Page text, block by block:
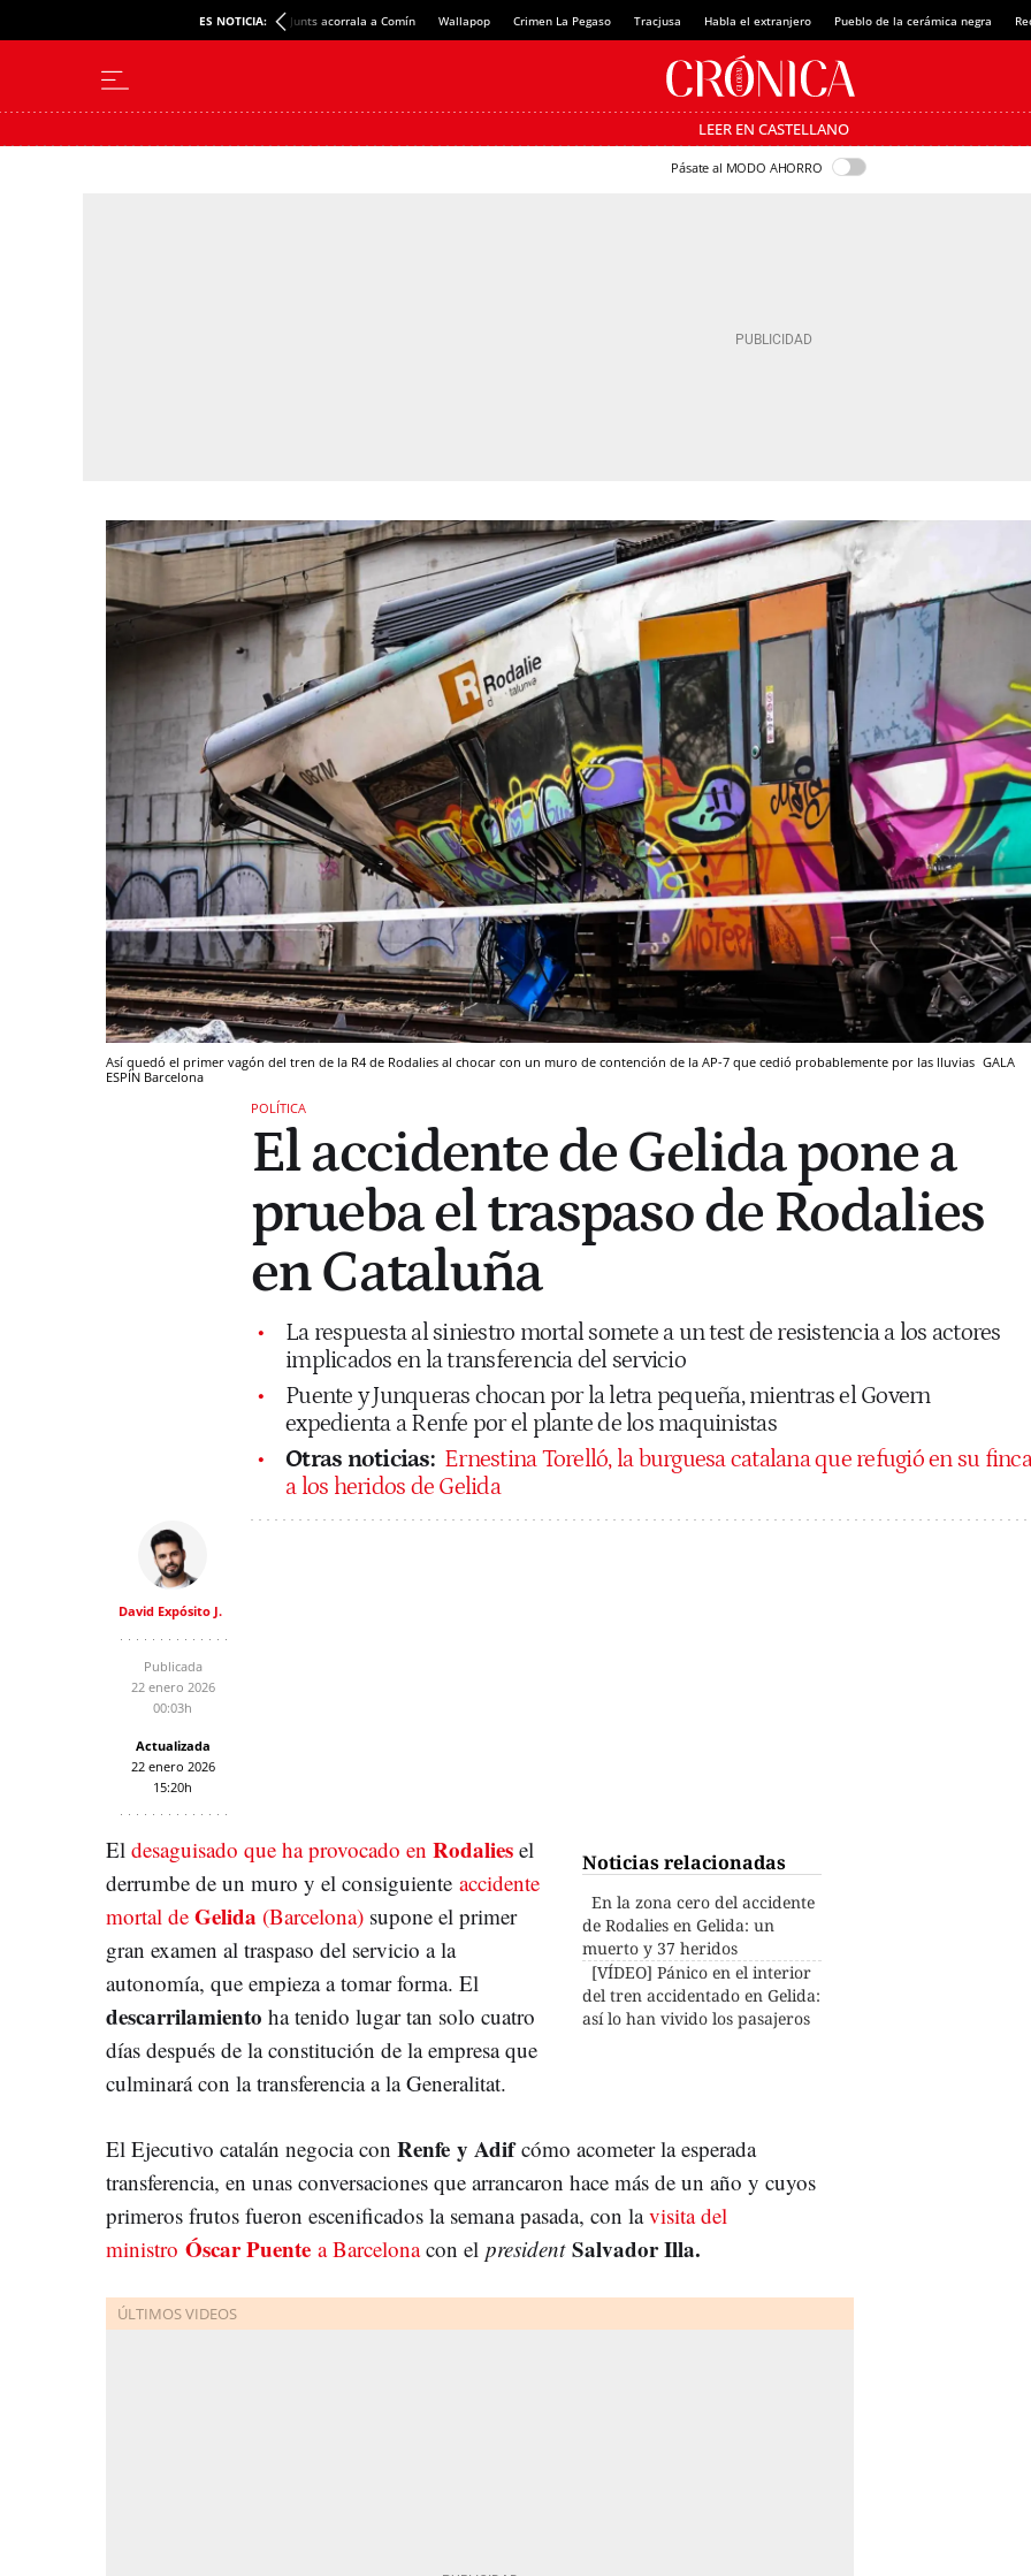
ES NOTICIA: Junts acorrala a Comín Wallapop Crimen La Pegaso Tracjusa Habla el extranjero Pueblo de la cerámica negra
LEER EN CASTELLANO
Pásate al MODO AHORRO
Así quedó el primer vagón del tren de la R4 de Rodalies al chocar con un muro de contención de la AP-7 que cedió probablemente por las lluvias GALA
ESPÍN Barcelona
POLÍTICA
El accidente de Gelida pone a
prueba el traspaso de Rodalies
en Cataluña
La respuesta al siniestro mortal somete a un test de resistencia a los actores
implicados en la transferencia del servicio
Puente y Junqueras chocan por la letra pequeña, mientras el Govern
expedienta a Renfe por el plante de los maquinistas
Otras noticias: Ernestina Torelló, la burguesa catalana que refugió en su finca
a los heridos de Gelida
David Expósito J.
Publicada
22 enero 2026
00:03h
Actualizada
22 enero 2026
15:20h
Noticias relacionadas
En la zona cero del accidente
de Rodalies en Gelida: un
muerto y 37 heridos
[VÍDEO] Pánico en el interior
del tren accidentado en Gelida:
así lo han vivido los pasajeros
El desaguisado que ha provocado en Rodalies el
derrumbe de un muro y el consiguiente accidente
mortal de Gelida (Barcelona) supone el primer
gran examen al traspaso del servicio a la
autonomía, que empieza a tomar forma. El
descarrilamiento ha tenido lugar tan solo cuatro
días después de la constitución de la empresa que
culminará con la transferencia a la Generalitat.
El Ejecutivo catalán negocia con Renfe y Adifcómo acometer la esperada
transferencia, en unas conversaciones que arrancaron hace más de un año y cuyos
primeros frutos fueron escenificados la semana pasada, con lavisita del
ministro Óscar Puente a Barcelonacon el president Salvador Illa.